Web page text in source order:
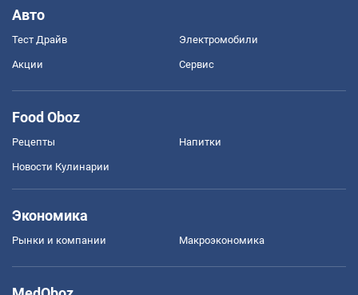
Авто
Тест Драйв Электромобили
Акции Сервис
Food Oboz
Рецепты Напитки
Новости Кулинарии
Экономика
Рынки и компании Mакроэкономика